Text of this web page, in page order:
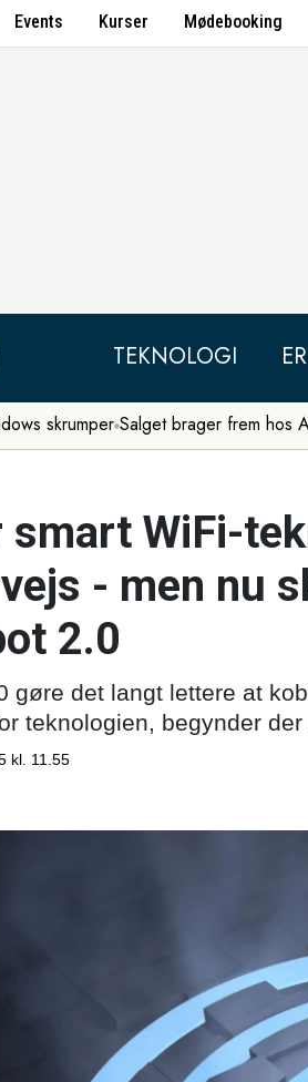
Events Kurser Mødebooking
TEKNOLOGI
skrumper Salget brager frem hos
smart WiFi-
- men nu
2.0
gøre det langt lettere at
teknologien, begynder
kl. 11.55